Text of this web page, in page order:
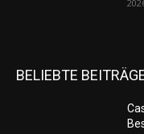
BELIEBTE